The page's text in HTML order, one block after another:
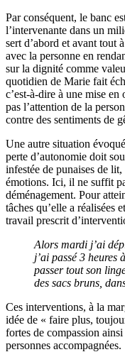
Par conséquent, le banc
l’intervenante dans un
sert d’abord et avant tout
avec la personne en
sur la dignité comme
quotidien de Marie fait
c’est-à-dire à une mise
pas l’attention de la
contre des sentiments de
Une autre situation
perte d’autonomie doit
infestée de punaises de
émotions. Ici, il ne suffit
déménagement. Pour
tâches qu’elle a réalisées
travail prescrit
Alors mardi j’ai
j’ai passé 3 heures
passer tout son
des sacs bruns,
Ces interventions, à la
idée de « faire plus,
fortes de compassion
personnes accompagnées.